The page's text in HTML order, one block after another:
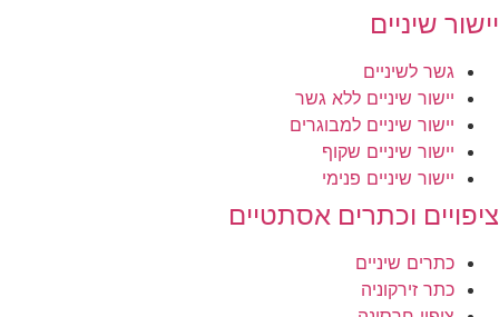
יישור שיניים
גשר לשיניים
יישור שיניים ללא גשר
יישור שיניים למבוגרים
יישור שיניים שקוף
יישור שיניים פנימי
ציפויים וכתרים אסתטיים
כתרים שיניים
כתר זירקוניה